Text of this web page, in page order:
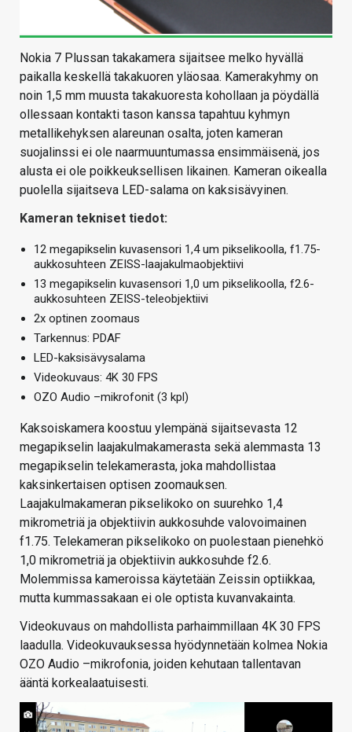
Nokia 7 Plussan takakamera sijaitsee melko hyvällä
paikalla keskellä takakuoren yläosaa. Kamerakyhmy on
noin 1,5 mm muusta takakuoresta kohollaan ja pöydällä
ollessaan kontakti tason kanssa tapahtuu kyhmyn
metallikehyksen alareunan osalta, joten kameran
suojalinssi ei ole naarmuuntumassa ensimmäisenä, jos
alusta ei ole poikkeuksellisen likainen. Kameran oikealla
puolella sijaitseva LED-salama on kaksisävyinen.
Kameran tekniset tiedot:
12 megapikselin kuvasensori 1,4 um pikselikoolla, f1.75-
aukkosuhteen ZEISS-laajakulmaobjektiivi
13 megapikselin kuvasensori 1,0 um pikselikoolla, f2.6-
aukkosuhteen ZEISS-teleobjektiivi
2x optinen zoomaus
Tarkennus: PDAF
LED-kaksisävysalama
Videokuvaus: 4K 30 FPS
OZO Audio –mikrofonit (3 kpl)
Kaksoiskamera koostuu ylempänä sijaitsevasta 12
megapikselin laajakulmakamerasta sekä alemmasta 13
megapikselin telekamerasta, joka mahdollistaa
kaksinkertaisen optisen zoomauksen.
Laajakulmakameran pikselikoko on suurehko 1,4
mikrometriä ja objektiivin aukkosuhde valovoimainen
f1.75. Telekameran pikselikoko on puolestaan pienehkö
1,0 mikrometriä ja objektiivin aukkosuhde f2.6.
Molemmissa kameroissa käytetään Zeissin optiikkaa,
mutta kummassakaan ei ole optista kuvanvakainta.
Videokuvaus on mahdollista parhaimmillaan 4K 30 FPS
laadulla. Videokuvauksessa hyödynnetään kolmea Nokia
OZO Audio –mikrofonia, joiden kehutaan tallentavan
ääntä korkealaatuisesti.